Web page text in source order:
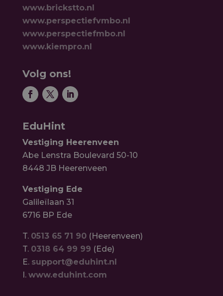
www.brickstto.nl
www.perspectiefvmbo.nl
www.perspectiefmbo.nl
www.kiempro.nl
Volg ons!
EduHint
Vestiging Heerenveen
Abe Lenstra Boulevard 50-10
8448 JB Heerenveen
Vestiging Ede
Galileïlaan 31
6716 BP Ede
T. 0513 65 71 90(Heerenveen)
T. 0318 64 99 99 (Ede)
E. support@eduhint.nl
I. www.eduhint.com